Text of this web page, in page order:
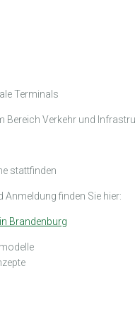
Terminals
Bereich Verkehr und
stattfinden
finden Sie hier:
Brandenburg